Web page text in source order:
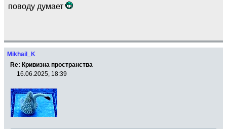
поводу думает
Mikhail_K
Re: Кривизна пространства
16.06.2025, 18:39